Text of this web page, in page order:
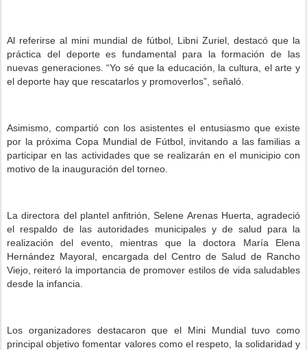
Al referirse al mini mundial de fútbol, Libni Zuriel, destacó que la
práctica del deporte es fundamental para la formación de las
nuevas generaciones. “Yo sé que la educación, la cultura, el arte y
el deporte hay que rescatarlos y promoverlos”, señaló.
Asimismo, compartió con los asistentes el entusiasmo que existe
por la próxima Copa Mundial de Fútbol, invitando a las familias a
participar en las actividades que se realizarán en el municipio con
motivo de la inauguración del torneo.
La directora del plantel anfitrión, Selene Arenas Huerta, agradeció
el respaldo de las autoridades municipales y de salud para la
realización del evento, mientras que la doctora María Elena
Hernández Mayoral, encargada del Centro de Salud de Rancho
Viejo, reiteró la importancia de promover estilos de vida saludables
desde la infancia.
Los organizadores destacaron que el Mini Mundial tuvo como
principal objetivo fomentar valores como el respeto, la solidaridad y